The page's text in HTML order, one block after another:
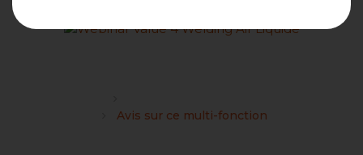
Avis sur ce multi-fonction